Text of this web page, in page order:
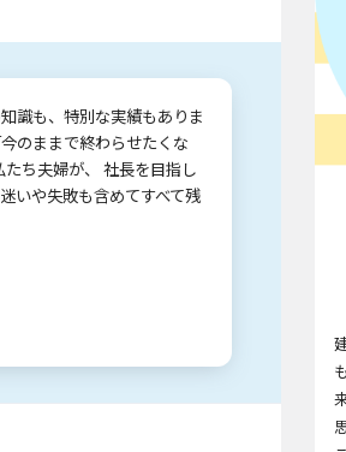
識も、特別な実績もありま
のままで終わらせたくな
ち夫婦が、 社長を目指し
いや失敗も含めてすべて残